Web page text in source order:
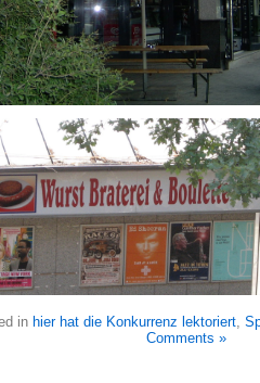
in hier hat die Konkurrenz lektoriert,
Comments »